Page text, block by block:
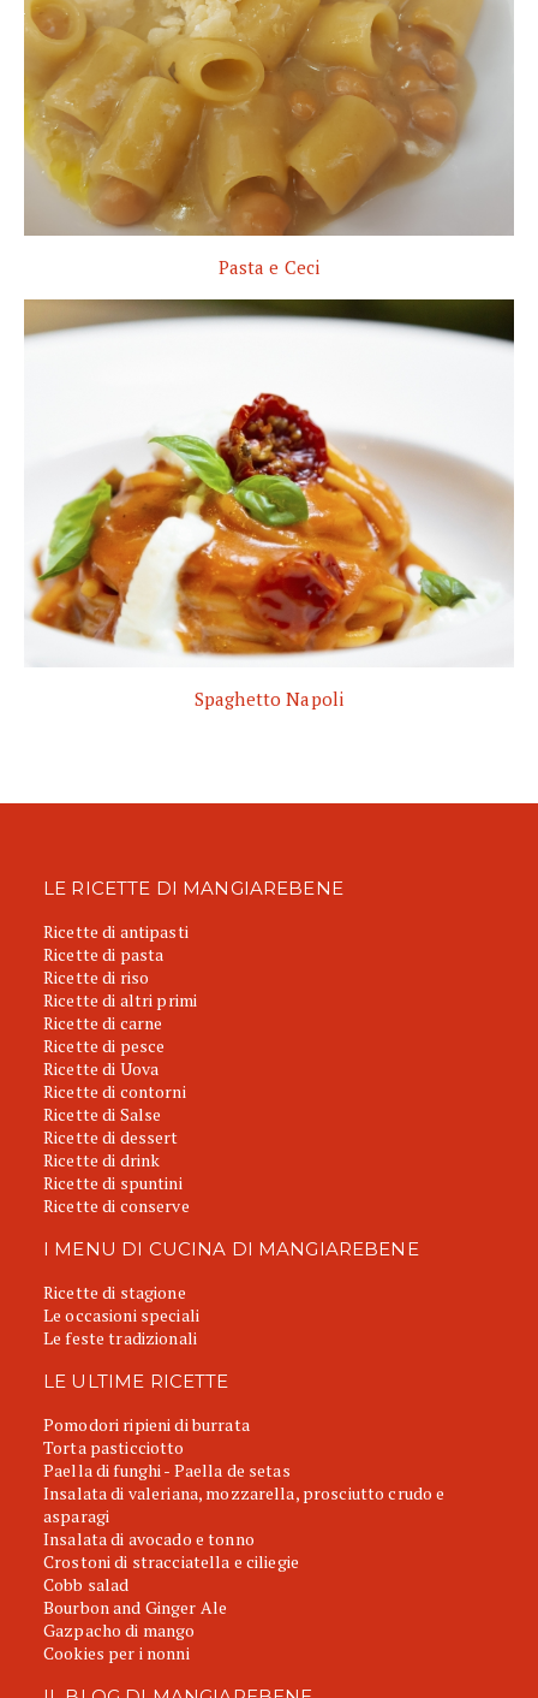
Pasta e Ceci
Spaghetto Napoli
LE RICETTE DI MANGIAREBENE
Ricette di antipasti
Ricette di pasta
Ricette di riso
Ricette di altri primi
Ricette di carne
Ricette di pesce
Ricette di Uova
Ricette di contorni
Ricette di Salse
Ricette di dessert
Ricette di drink
Ricette di spuntini
Ricette di conserve
I MENU DI CUCINA DI MANGIAREBENE
Ricette di stagione
Le occasioni speciali
Le feste tradizionali
LE ULTIME RICETTE
Pomodori ripieni di burrata
Torta pasticciotto
Paella di funghi - Paella de setas
Insalata di valeriana, mozzarella, prosciutto crudo e
asparagi
Insalata di avocado e tonno
Crostoni di stracciatella e ciliegie
Cobb salad
Bourbon and Ginger Ale
Gazpacho di mango
Cookies per i nonni